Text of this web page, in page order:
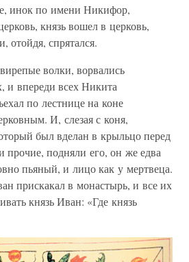
инок по имени Никифор,
князь вошел в церковь,
отойдя, спрятался.
волки, ворвались
и впереди всех Никита
по лестнице на коне
И, слезая с коня,
был вделан в крыльцо перед
прочие, подняли его, он же едва
пьяный, и лицо как у мертвеца.
прискакал в монастырь, и все их
князь Иван: «Где князь